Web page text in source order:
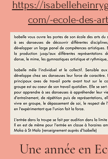
https://
com/-ecole-des-
Une année en